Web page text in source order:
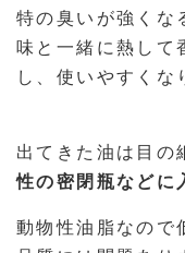
特の臭いが強くな
味と一緒に熱して
し、使いやすくな
出てきた油は目の
性の密閉瓶などに
動物性油脂なので